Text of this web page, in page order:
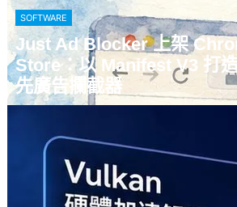
SOFTWARE
Just Ad Blocker 上架
Store：以 Manifest V3 打
先廣告攔截器